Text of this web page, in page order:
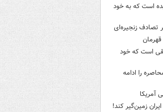
است که به خود
است که خود
را ادامه
آمریکا
زمین‌گیر کند!